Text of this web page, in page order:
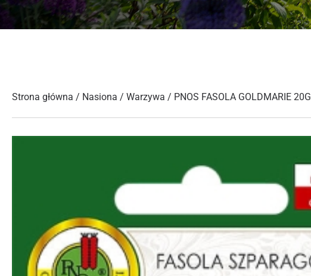
Strona główna / Nasiona / Warzywa / PNOS FASOLA GOLDMARIE 20G